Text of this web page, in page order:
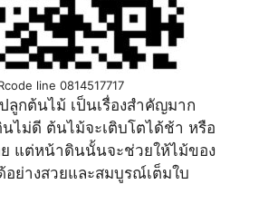
line 0814517717
ลูกต้นไม้ เป็นเรื่องสำคัญมาก
ไม่ดี ต้นไม้จะเติบโตได้ช้า หรือ
ย แต่หน้าดินนั้นจะช่วยให้ไม้ของ
ย่างสวยและสมบูรณ์เต็มใบ